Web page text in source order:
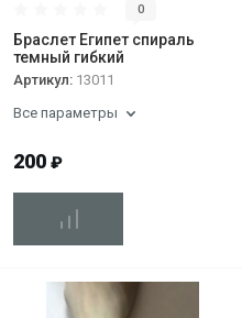
0
Браслет Египет спираль
темный гибкий
Артикул: 13011
Все параметры
200 ₽